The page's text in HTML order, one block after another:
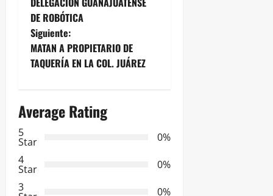
v
e
a
i
ó
DE ROBÓTICA
Siguiente:
MATAN A PROPIETARIO DE
TAQUERÍA EN LA COL. JUÁREZ
Average Rating
5
Star
0%
4
Star
0%
3
0%